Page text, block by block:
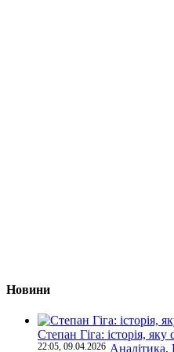
Новини
Степан Гіга: історія,
22:05, 09.04.2026 Аналітика,